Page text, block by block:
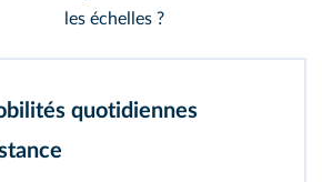
les échelles ?
quotidiennes